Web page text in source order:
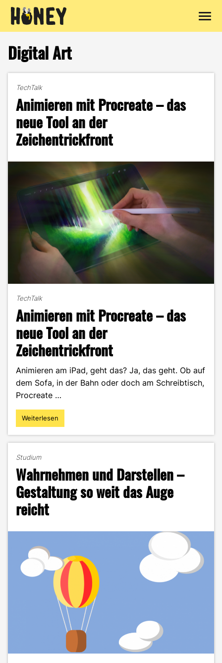
Inhalt
springen
Digital Art
TechTalk
Animieren mit Procreate – das
neue Tool an der
Zeichentrickfront
TechTalk
Animieren mit Procreate – das
neue Tool an der
Zeichentrickfront
Animieren am iPad, geht das? Ja, das geht. Ob auf
dem Sofa, in der Bahn oder doch am Schreibtisch,
Procreate …
"Animieren
mit
das
neue
Tool
an
der
Zeichentrickfront"
Weiterlesen
Studium
Wahrnehmen und Darstellen –
Gestaltung so weit das Auge
reicht